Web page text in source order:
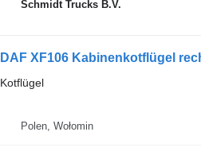
Schmidt Trucks B.V.
DAF XF106 Kabinenkotflügel
Kotflügel
Polen, Wołomin